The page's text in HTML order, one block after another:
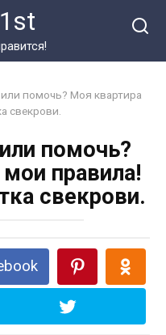
помочь? Моя квартира
свекрови.
помочь?
правила!
свекрови.